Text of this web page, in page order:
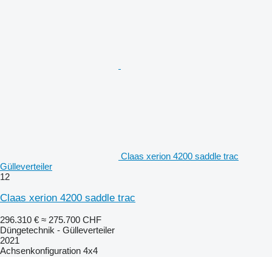
Claas xerion 4200 saddle trac
Gülleverteiler
12
Claas xerion 4200 saddle trac
296.310 € ≈ 275.700 CHF
Düngetechnik - Gülleverteiler
2021
Achsenkonfiguration 4x4